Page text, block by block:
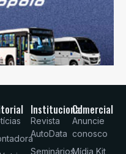
Institucional
Revista
AutoData
Seminários
Comercial
Anuncie
conosco
Mídia Kit